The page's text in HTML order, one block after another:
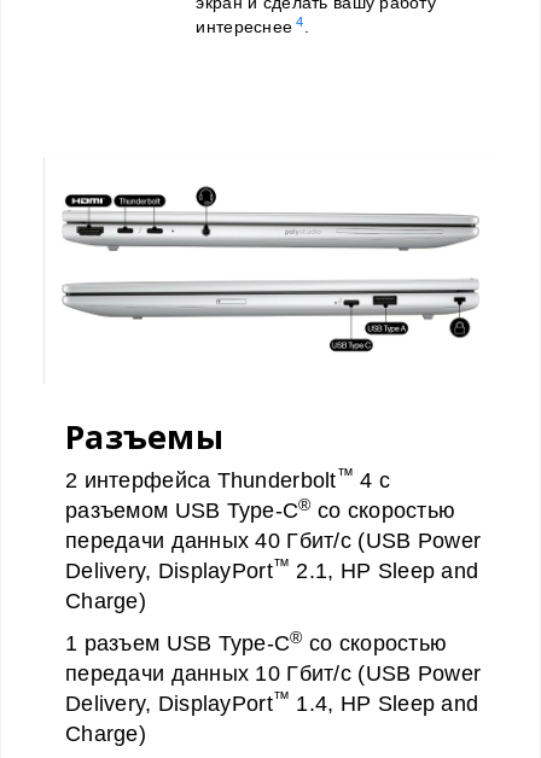
интереснее 4
Разъемы
2 интерфейса Thunderbolt™ 4 с
разъемом USB Type-C® со скоростью
передачи данных 40 Гбит/с (USB Power
Delivery, DisplayPort™ 2.1, HP Sleep and
Charge)
1 разъем USB Type-C® со скоростью
передачи данных 10 Гбит/с (USB Power
Delivery, DisplayPort™ 1.4, HP Sleep and
Charge)